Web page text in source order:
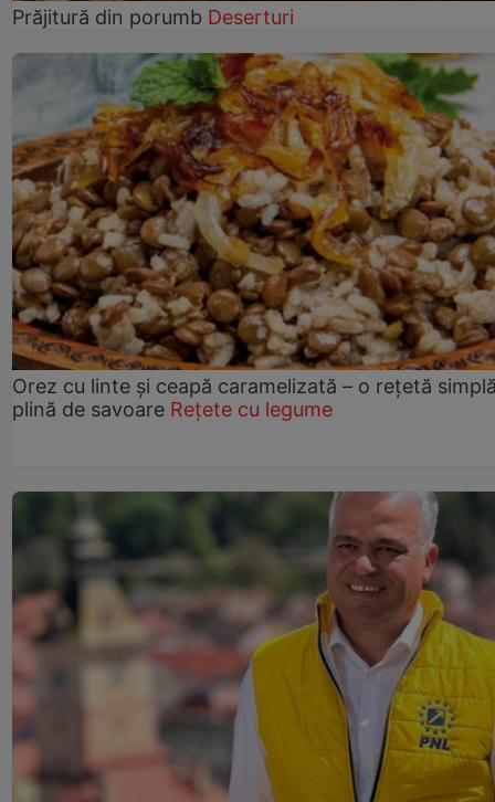
Prăjitură din porumb Deserturi
Orez cu linte și ceapă caramelizată – o rețetă
plină de savoare Rețete cu legume